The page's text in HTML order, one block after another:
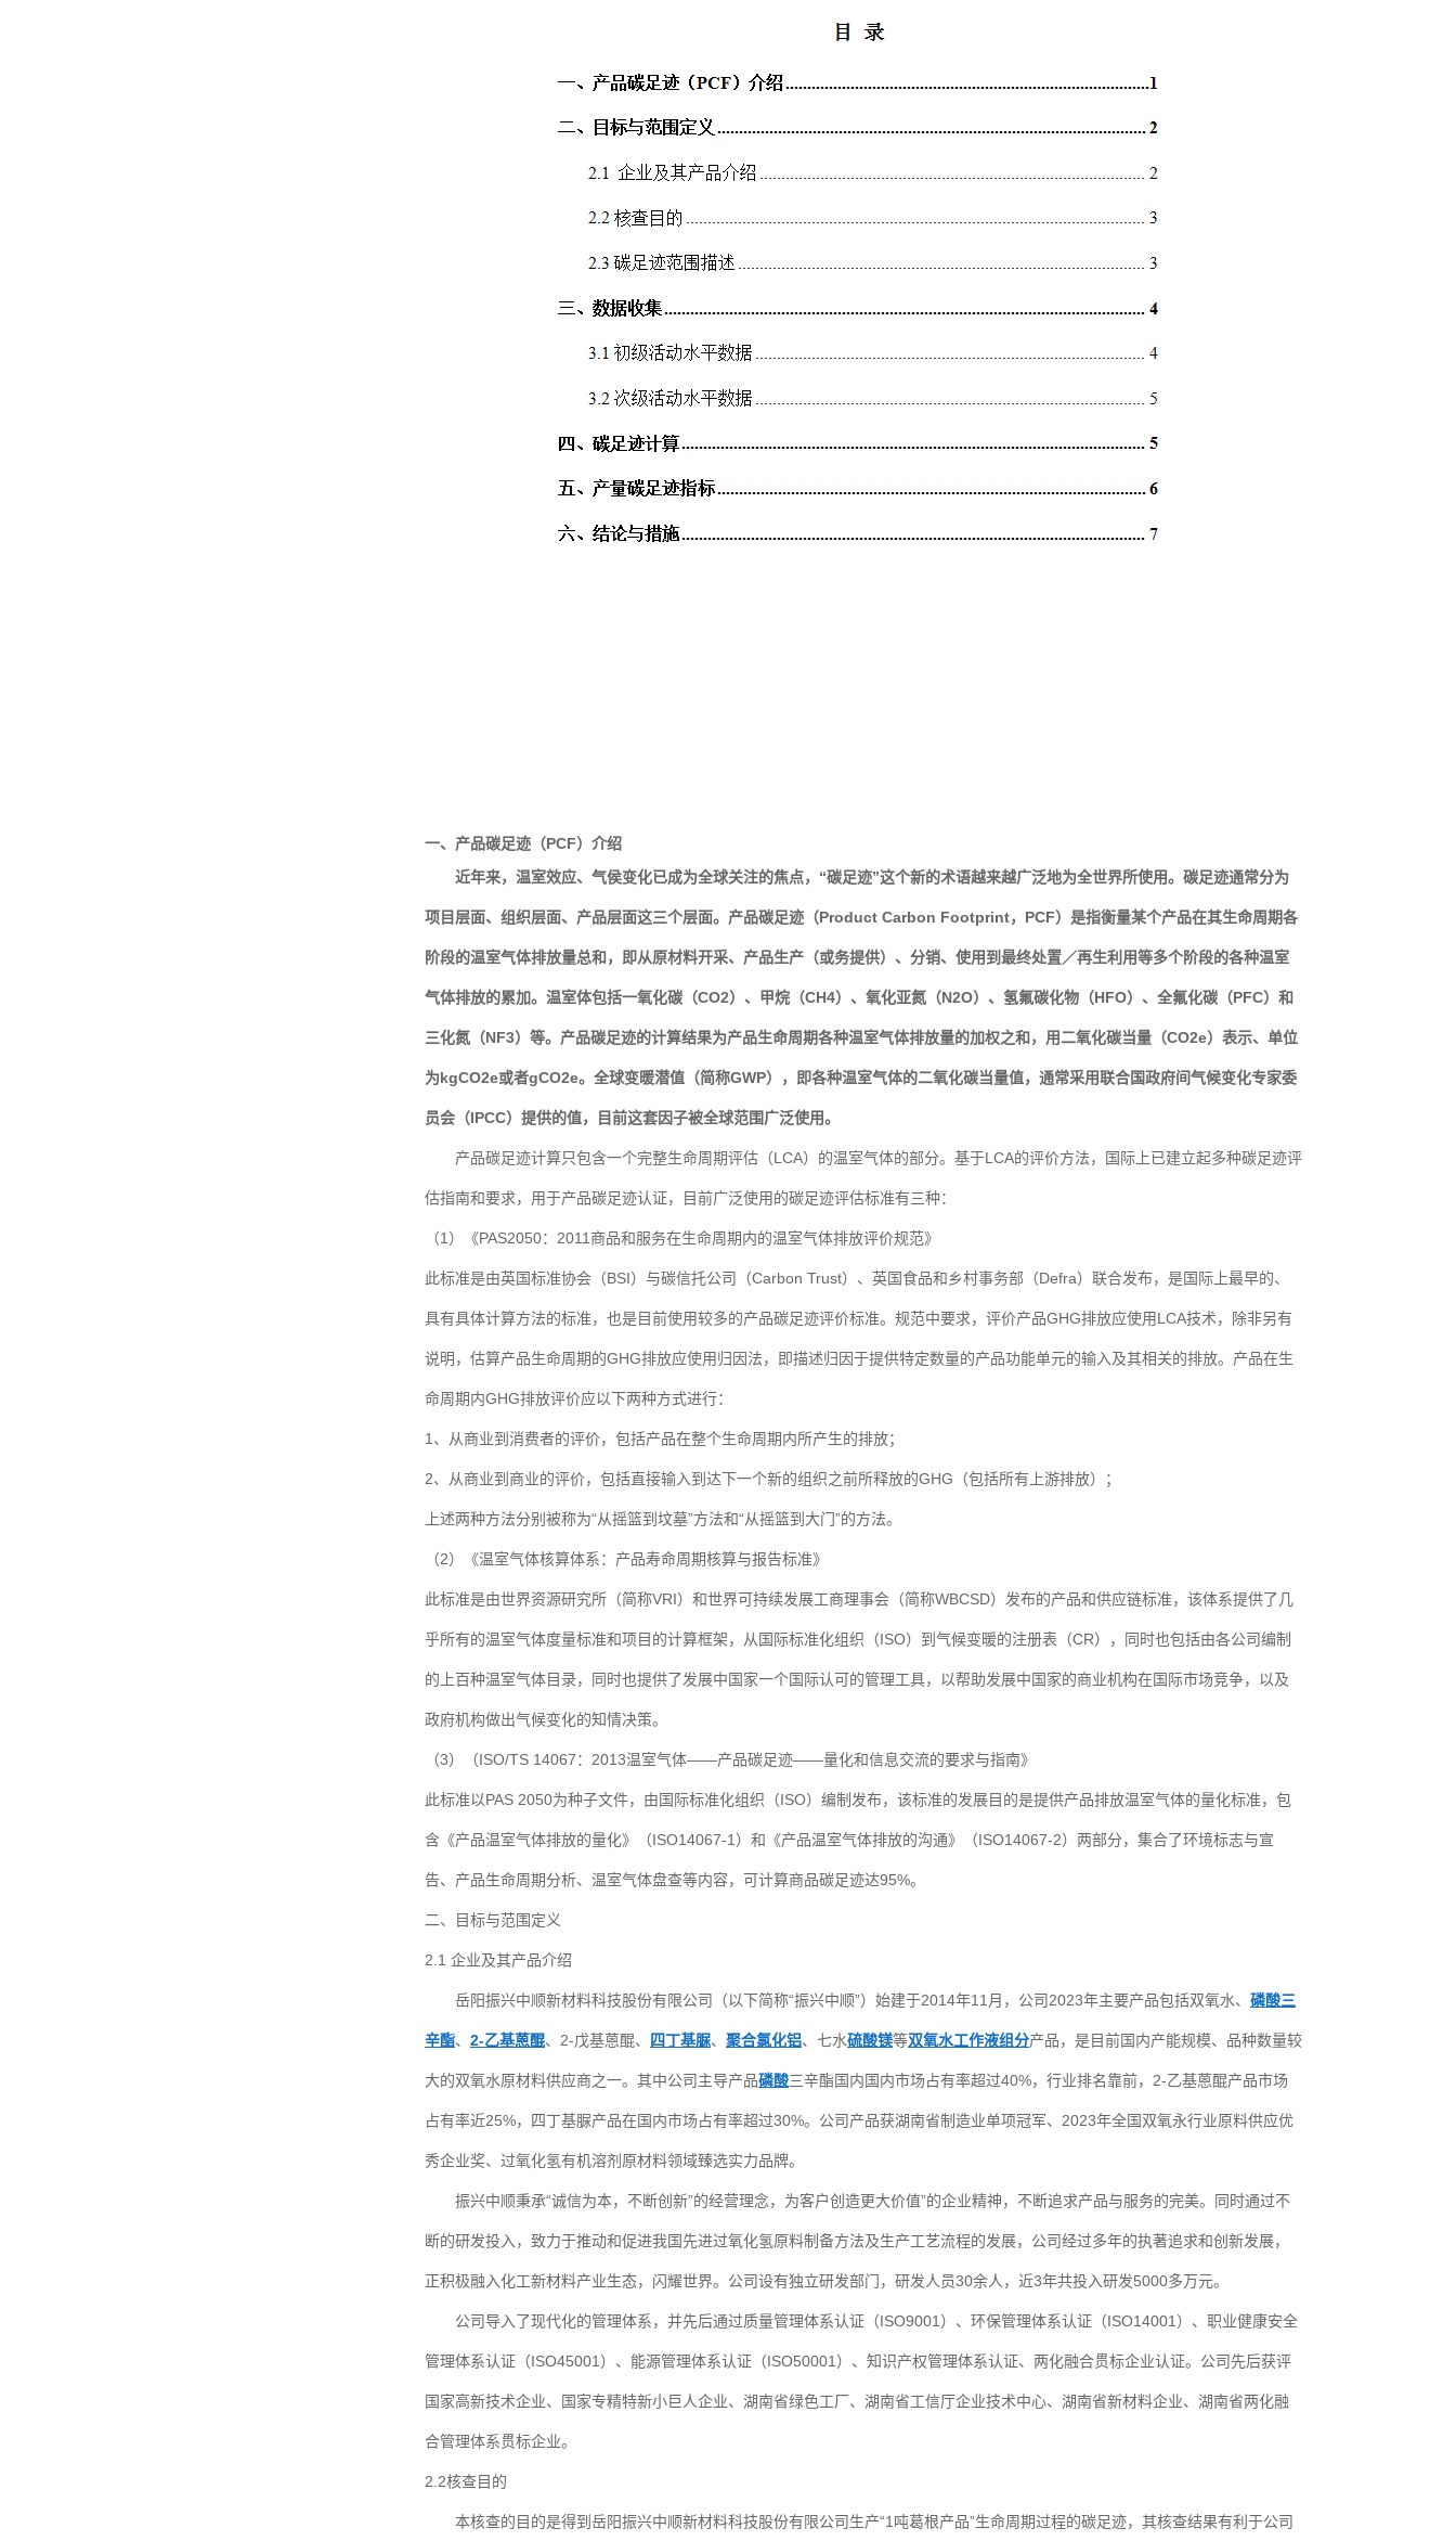
一、产品碳足迹（PCF）介绍
近年来，温室效应、气侯变化已成为全球关注的焦点，“碳足迹”这个新的术语越来越广泛地为全世界所使用。碳足迹通常分为
项目层面、组织层面、产品层面这三个层面。产品碳足迹（Product Carbon Footprint，PCF）是指衡量某个产品在其生命周期各
阶段的温室气体排放量总和，即从原材料开采、产品生产（或务提供）、分销、使用到最终处置／再生利用等多个阶段的各种温室
气体排放的累加。温室体包括一氧化碳（CO2）、甲烷（CH4）、氧化亚氮（N2O）、氢氟碳化物（HFO）、全氟化碳（PFC）和
三化氮（NF3）等。产品碳足迹的计算结果为产品生命周期各种温室气体排放量的加权之和，用二氧化碳当量（CO2e）表示、单位
为kgCO2e或者gCO2e。全球变暖潜值（简称GWP），即各种温室气体的二氧化碳当量值，通常采用联合国政府间气候变化专家委
员会（IPCC）提供的值，目前这套因子被全球范围广泛使用。
产品碳足迹计算只包含一个完整生命周期评估（LCA）的温室气体的部分。基于LCA的评价方法，国际上已建立起多种碳足迹评
估指南和要求，用于产品碳足迹认证，目前广泛使用的碳足迹评估标准有三种：
（1）《PAS2050：2011商品和服务在生命周期内的温室气体排放评价规范》
此标准是由英国标准协会（BSI）与碳信托公司（Carbon Trust）、英国食品和乡村事务部（Defra）联合发布，是国际上最早的、
具有具体计算方法的标准，也是目前使用较多的产品碳足迹评价标准。规范中要求，评价产品GHG排放应使用LCA技术，除非另有
说明，估算产品生命周期的GHG排放应使用归因法，即描述归因于提供特定数量的产品功能单元的输入及其相关的排放。产品在生
命周期内GHG排放评价应以下两种方式进行：
1、从商业到消费者的评价，包括产品在整个生命周期内所产生的排放；
2、从商业到商业的评价，包括直接输入到达下一个新的组织之前所释放的GHG（包括所有上游排放）；
上述两种方法分别被称为“从摇篮到坟墓”方法和“从摇篮到大门”的方法。
（2）《温室气体核算体系：产品寿命周期核算与报告标准》
此标准是由世界资源研究所（简称VRI）和世界可持续发展工商理事会（简称WBCSD）发布的产品和供应链标准，该体系提供了几
乎所有的温室气体度量标准和项目的计算框架，从国际标准化组织（ISO）到气候变暖的注册表（CR），同时也包括由各公司编制
的上百种温室气体目录，同时也提供了发展中国家一个国际认可的管理工具，以帮助发展中国家的商业机构在国际市场竞争，以及
政府机构做出气候变化的知情决策。
（3）（ISO/TS 14067：2013温室气体——产品碳足迹——量化和信息交流的要求与指南》
此标准以PAS 2050为种子文件，由国际标准化组织（ISO）编制发布，该标准的发展目的是提供产品排放温室气体的量化标准，包
含《产品温室气体排放的量化》（ISO14067-1）和《产品温室气体排放的沟通》（ISO14067-2）两部分，集合了环境标志与宣
告、产品生命周期分析、温室气体盘查等内容，可计算商品碳足迹达95%。
二、目标与范围定义
2.1 企业及其产品介绍
岳阳振兴中顺新材料科技股份有限公司（以下简称“振兴中顺”）始建于2014年11月，公司2023年主要产品包括双氧水、 磷酸三
辛酯、 2-乙基蒽醌、2-戊基蒽醌、 四丁基脲、 聚合氯化铝、七水硫酸镁等双氧水工作液组分产品，是目前国内产能规模、品种数量较
大的双氧水原材料供应商之一。其中公司主导产品磷酸三辛酯国内国内市场占有率超过40%，行业排名靠前，2-乙基蒽醌产品市场
占有率近25%，四丁基脲产品在国内市场占有率超过30%。公司产品获湖南省制造业单项冠军、2023年全国双氧永行业原料供应优
秀企业奖、过氧化氢有机溶剂原材料领域臻选实力品牌。
振兴中顺秉承“诚信为本，不断创新”的经营理念，为客户创造更大价值”的企业精神，不断追求产品与服务的完美。同时通过不
断的研发投入，致力于推动和促进我国先进过氧化氢原料制备方法及生产工艺流程的发展，公司经过多年的执著追求和创新发展，
正积极融入化工新材料产业生态，闪耀世界。公司设有独立研发部门，研发人员30余人，近3年共投入研发5000多万元。
公司导入了现代化的管理体系，并先后通过质量管理体系认证（ISO9001）、环保管理体系认证（ISO14001）、职业健康安全
管理体系认证（ISO45001）、能源管理体系认证（ISO50001）、知识产权管理体系认证、两化融合贯标企业认证。公司先后获评
国家高新技术企业、国家专精特新小巨人企业、湖南省绿色工厂、湖南省工信厅企业技术中心、湖南省新材料企业、湖南省两化融
合管理体系贯标企业。
2.2核查目的
本核查的目的是得到岳阳振兴中顺新材料科技股份有限公司生产“1吨葛根产品”生命周期过程的碳足迹，其核查结果有利于公司